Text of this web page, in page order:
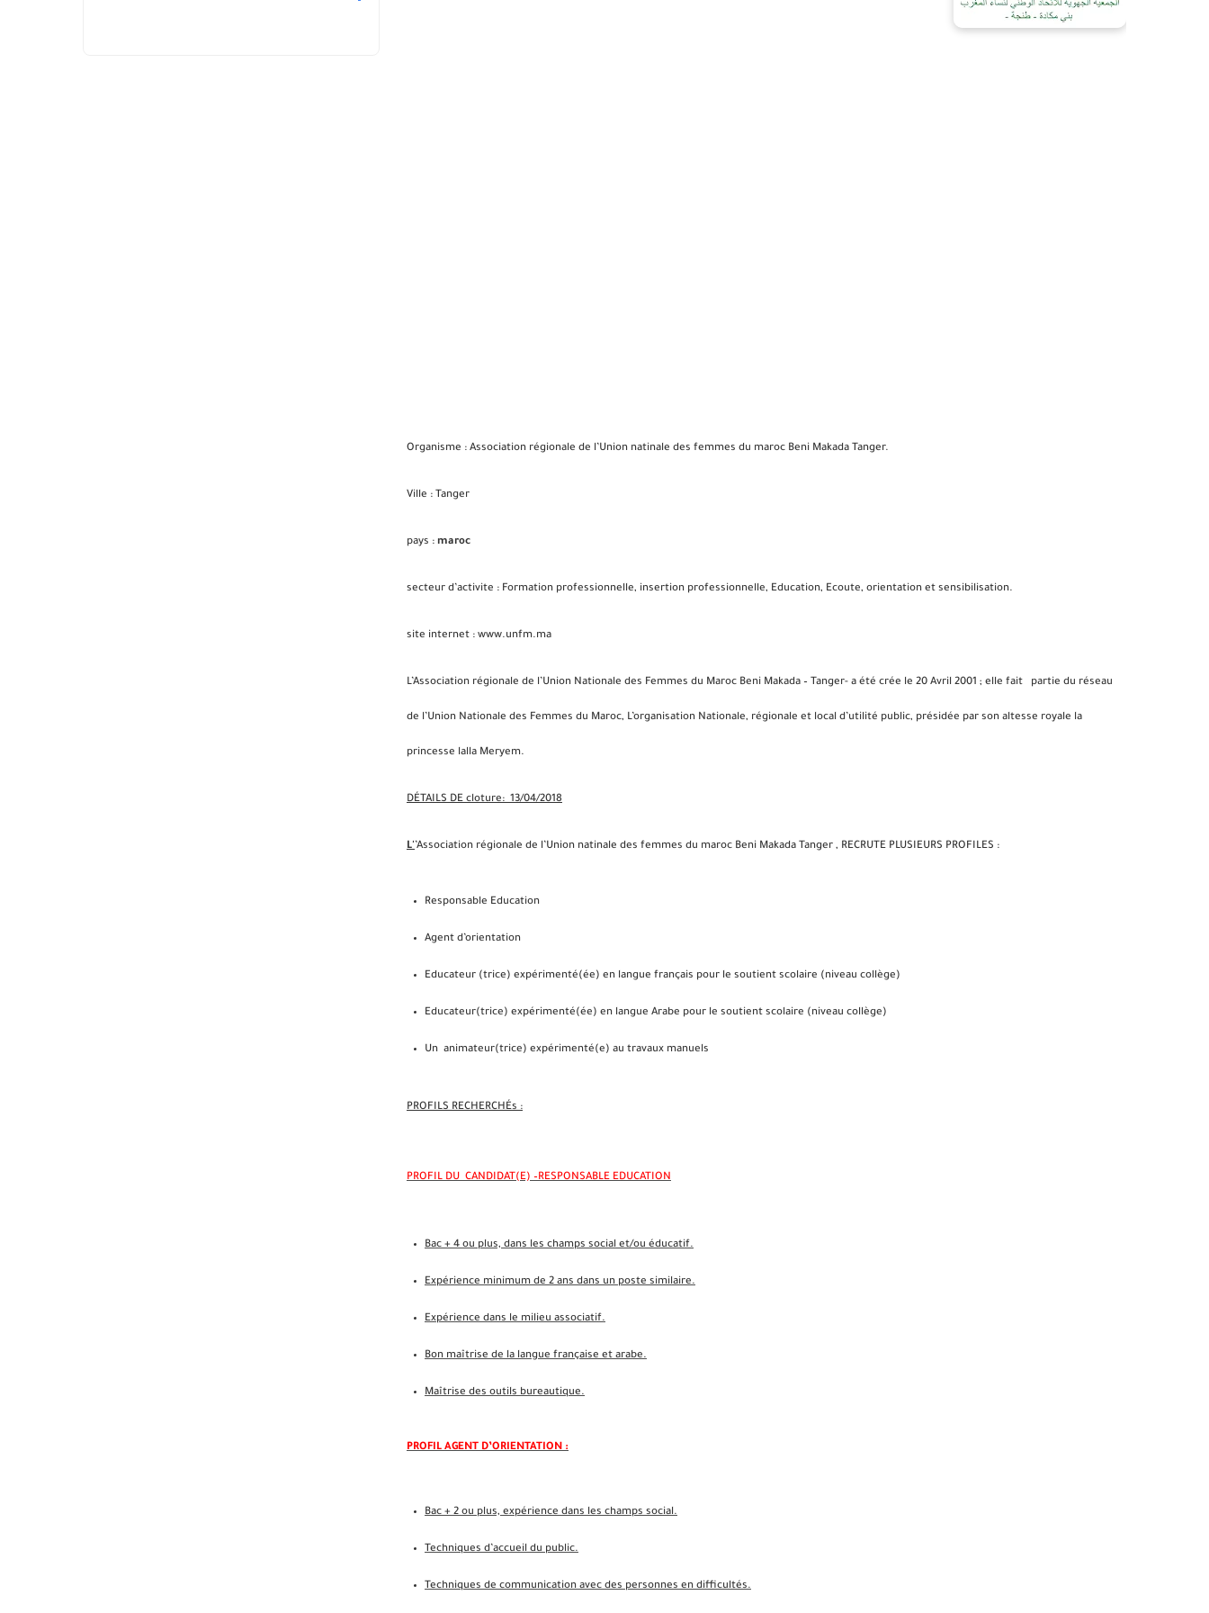
Organisme : Association régionale de l’Union natinale des femmes du maroc Beni Makada Tanger.
Ville : Tanger
pays : maroc
secteur d’activite : Formation professionnelle, insertion professionnelle, Education, Ecoute, orientation et sensibilisation.
site internet : www.unfm.ma
L’Association régionale de l’Union Nationale des Femmes du Maroc Beni Makada – Tanger- a été crée le 20 Avril 2001 ; elle fait partie du réseau
de l’Union Nationale des Femmes du Maroc, L’organisation Nationale, régionale et local d’utilité public, présidée par son altesse royale la
princesse lalla Meryem.
DÉTAILS DE cloture:13/04/2018
L'’Association régionale de l’Union natinale des femmes du maroc Beni Makada Tanger , RECRUTE PLUSIEURS PROFILES :
Responsable Education
Agent d’orientation
Educateur (trice) expérimenté(ée) en langue français pour le soutient scolaire (niveau collège)
Educateur(trice) expérimenté(ée) en langue Arabe pour le soutient scolaire (niveau collège)
Un animateur(trice) expérimenté(e) au travaux manuels
PROFILS RECHERCHÉs :
PROFIL DU CANDIDAT(E) –RESPONSABLE EDUCATION
Bac + 4 ou plus, dans les champs social et/ou éducatif.
Expérience minimum de 2 ans dans un poste similaire.
Expérience dans le milieu associatif.
Bon maîtrise de la langue française et arabe.
Maîtrise des outils bureautique.
PROFIL AGENT D’ORIENTATION :
Bac + 2 ou plus, expérience dans les champs social.
Techniques d’accueil du public.
Techniques de communication avec des personnes en difficultés.